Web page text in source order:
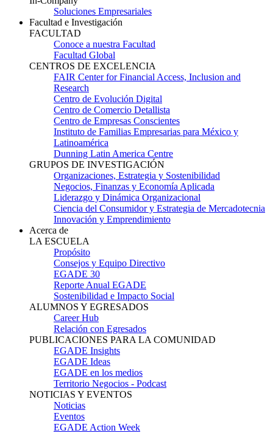
Soluciones Empresariales
Facultad e Investigación
FACULTAD
Conoce a nuestra Facultad
Facultad Global
CENTROS DE EXCELENCIA
FAIR Center for Financial Access, Inclusion and
Research
Centro de Evolución Digital
Centro de Comercio Detallista
Centro de Empresas Conscientes
Instituto de Familias Empresarias para México y
Latinoamérica
Dunning Latin America Centre
GRUPOS DE INVESTIGACIÓN
Organizaciones, Estrategia y Sostenibilidad
Negocios, Finanzas y Economía Aplicada
Liderazgo y Dinámica Organizacional
Ciencia del Consumidor y Estrategia de Mercadotecnia
Innovación y Emprendimiento
Acerca de
LA ESCUELA
Propósito
Consejos y Equipo Directivo
EGADE 30
Reporte Anual EGADE
Sostenibilidad e Impacto Social
ALUMNOS Y EGRESADOS
Career Hub
Relación con Egresados
PUBLICACIONES PARA LA COMUNIDAD
EGADE Insights
EGADE Ideas
EGADE en los medios
Territorio Negocios - Podcast
NOTICIAS Y EVENTOS
Noticias
Eventos
EGADE Action Week